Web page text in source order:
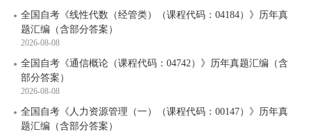
全国自考《线性代数（经管类）（课程代码：04184）》历年真
题汇编（含部分答案）
2026-08-08
全国自考《通信概论（课程代码：04742）》历年真题汇编（含
部分答案）
2026-08-08
全国自考《人力资源管理（一）（课程代码：00147）》历年真
题汇编（含部分答案）